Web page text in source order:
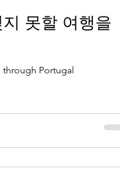
못할 여행을
Portugal